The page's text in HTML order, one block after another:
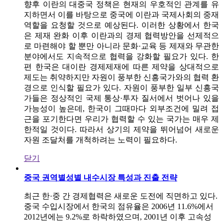
향후 이란의 대중국 정책은 현재의 우호적인 관계를 유
지하면서 이를 바탕으로 중국에 이란과 국제사회의 중재
역할을 요청할 것으로 예상된다. 이러한 상황에서 한국
은 제재 완화 이후 이란과의 경제 협력방안을 선제적으
로 마련해야 할 뿐만 아니라 문화·교육 등 제재와 무관한
분야에서도 지속적으로 협력을 강화할 필요가 있다. 한
편 한국은 대이란 경제제재에 따른 제약을 상대적으로
제도는 취약하지만 자원이 풍부한 신흥국가와의 협력 환
경으로 인식할 필요가 있다. 자원이 풍부한 일부 신흥국
가들은 정상적인 국제 통상·투자 질서에서 벗어나 있을
가능성이 높은데, 한국이 그때마다 외부조건에 밀려 접
근을 포기한다면 우리가 협력할 수 있는 국가는 매우 제
한적일 것이다. 따라서 상기의 제약을 뛰어넘어 새로운
자원 조달처를 개척하려는 노력이 필요하다.
닫기
중국 권역별성별 내수시장 특성과 진출 전략
최근 한·중 간 경제협력은 새로운 도전에 직면하고 있다.
중국 수입시장에서 한국의 점유율은 2006년 11.6%에서
2012년에는 9.2%로 하락하였으며, 2001년 이후 고속성